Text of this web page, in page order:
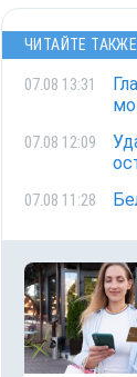
ЧИТАЙТЕ ТАКЖЕ
07.08 13:31
07.08 12:09
07.08 11:28